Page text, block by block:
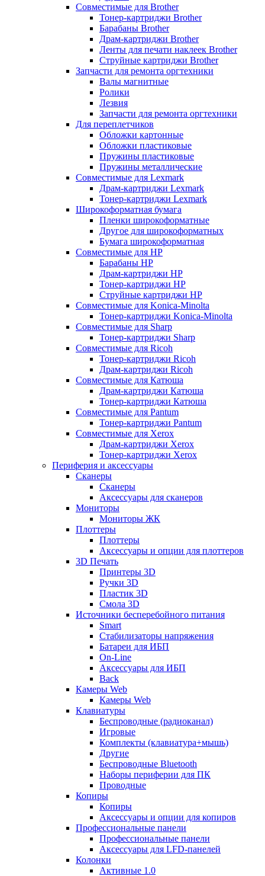
Совместимые для Brother
Тонер-картриджи Brother
Барабаны Brother
Драм-картриджи Brother
Ленты для печати наклеек Brother
Струйные картриджи Brother
Запчасти для ремонта оргтехники
Валы магнитные
Ролики
Лезвия
Запчасти для ремонта оргтехники
Для переплетчиков
Обложки картонные
Обложки пластиковые
Пружины пластиковые
Пружины металлические
Совместимые для Lexmark
Драм-картриджи Lexmark
Тонер-картриджи Lexmark
Широкоформатная бумага
Пленки широкоформатные
Другое для широкоформатных
Бумага широкоформатная
Совместимые для HP
Барабаны HP
Драм-картриджи HP
Тонер-картриджи HP
Струйные картриджи HP
Совместимые для Konica-Minolta
Тонер-картриджи Konica-Minolta
Совместимые для Sharp
Тонер-картриджи Sharp
Совместимые для Ricoh
Тонер-картриджи Ricoh
Драм-картриджи Ricoh
Совместимые для Катюша
Драм-картриджи Катюша
Тонер-картриджи Катюша
Совместимые для Pantum
Тонер-картриджи Pantum
Совместимые для Xerox
Драм-картриджи Xerox
Тонер-картриджи Xerox
Периферия и аксессуары
Сканеры
Сканеры
Аксессуары для сканеров
Мониторы
Мониторы ЖК
Плоттеры
Плоттеры
Аксессуары и опции для плоттеров
3D Печать
Принтеры 3D
Ручки 3D
Пластик 3D
Смола 3D
Источники бесперебойного питания
Smart
Стабилизаторы напряжения
Батареи для ИБП
On-Line
Аксессуары для ИБП
Back
Камеры Web
Камеры Web
Клавиатуры
Беспроводные (радиоканал)
Игровые
Комплекты (клавиатура+мышь)
Другие
Беспроводные Bluetooth
Наборы периферии для ПК
Проводные
Копиры
Копиры
Аксессуары и опции для копиров
Профессиональные панели
Профессиональные панели
Аксессуары для LFD-панелей
Колонки
Активные 1.0